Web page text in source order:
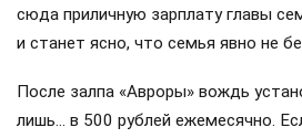
сюда приличную зарплату главы
и станет ясно, что семья явно не
После залпа «Авроры» вождь
лишь… в 500 рублей ежемесячно.